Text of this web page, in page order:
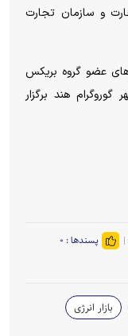
و سازمان تجارت
عضو گروه بریکس
گوروگرام هند برگزار
پسندها : ۰
بازار انرژی